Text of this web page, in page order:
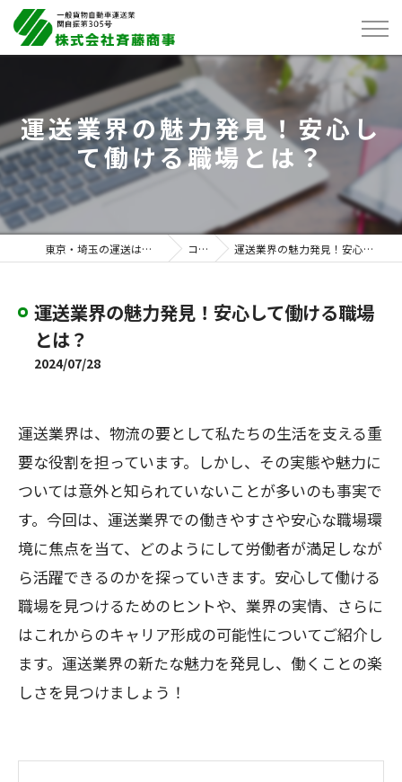
運送業界の魅力発見！安心し
て働ける職場とは？
東京・埼玉の運送は株式会社斉藤商事 コラム 運送業界の魅力発見！安心して働ける職場とは？
運送業界の魅力発見！安心して働ける職場
とは？
2024/07/28
運送業界は、物流の要として私たちの生活を支える重
要な役割を担っています。しかし、その実態や魅力に
ついては意外と知られていないことが多いのも事実で
す。今回は、運送業界での働きやすさや安心な職場環
境に焦点を当て、どのようにして労働者が満足しなが
ら活躍できるのかを探っていきます。安心して働ける
職場を見つけるためのヒントや、業界の実情、さらに
はこれからのキャリア形成の可能性についてご紹介し
ます。運送業界の新たな魅力を発見し、働くことの楽
しさを見つけましょう！